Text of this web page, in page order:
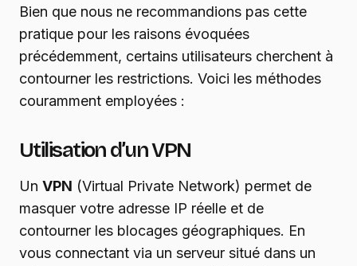
Bien que nous ne recommandions pas cette
pratique pour les raisons évoquées
précédemment, certains utilisateurs cherchent à
contourner les restrictions. Voici les méthodes
couramment employées :
Utilisation d’un VPN
Un VPN (Virtual Private Network) permet de
masquer votre adresse IP réelle et de
contourner les blocages géographiques. En
vous connectant via un serveur situé dans un